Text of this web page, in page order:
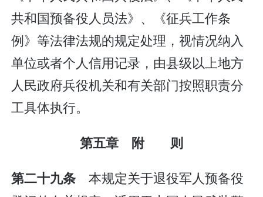
共和国预备役人员法》、《征兵工作条
例》等法律法规的规定处理，视情况纳入
单位或者个人信用记录，由县级以上地方
人民政府兵役机关和有关部门按照职责分
工具体执行。
第五章 附 则
第二十九条 本规定关于退役军人预备役